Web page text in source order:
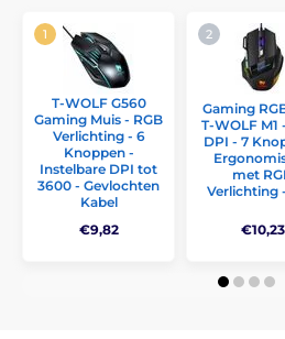
T-WOLF G560
Gaming Muis - RGB
Verlichting - 6
Knoppen -
Instelbare DPI tot
3600 - Gevlochten
Kabel
€9,82
Gaming
T-WOLF M1
DPI - 7
met
Verlichting
€10,23